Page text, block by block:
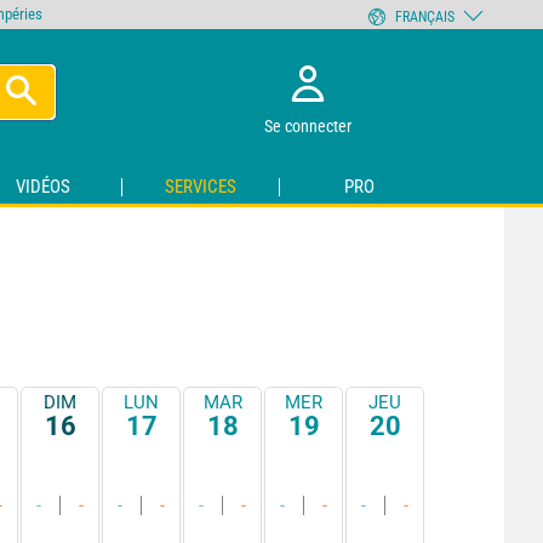
Se connecter
VIDÉOS SERVICES PRO
DIM
16
- -
LUN
17
- -
MAR
18
- -
MER
19
- -
JEU
20
- -
FRANÇAIS